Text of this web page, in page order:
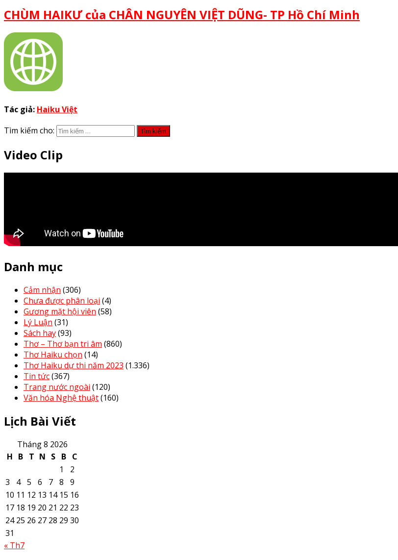
CHÙM HAIKƯ của CHÂN NGUYÊN VIỆT DŨNG- TP Hồ Chí Minh
Tác giả: Haiku Việt
Tìm kiếm cho:
Video Clip
Danh mục
Cảm nhận (306)
Chưa được phân loại (4)
Gương mặt hội viên (58)
Lý Luận (31)
Sách hay(93)
Thơ – Thơ bạn tri âm (860)
Thơ Haiku chọn (14)
Thơ Haiku dự thi năm 2023 (1.336)
Tin tức(367)
Trang nước ngoài (120)
Văn hóa Nghệ thuật(160)
Lịch Bài Viết
Tháng 8 2026
H B T N S B C
1
2
3
4 5 6 7 8
9
10 11 12 13 14 15 16
17 18 19 20 21 22 23
24 25 26 27 28 29 30
31
« Th7